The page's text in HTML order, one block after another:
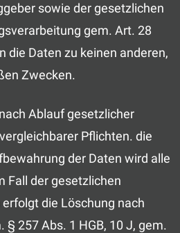
sowie der gesetzlichen
gem. Art. 28
die Daten zu keinen anderen,
Zwecken.
Ablauf gesetzlicher
Pflichten. die
der Daten wird alle
Fall der gesetzlichen
die Löschung nach
257 Abs. 1 HGB, 10 J, gem.